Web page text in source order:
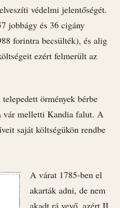
védelmi jelentőségét.
jobbágy és 36 cigány
forintra becsülték), és alig
ezért felmerült az
örmények bérbe
vár melletti Kandia falut. A
saját költségükön rendbe
A várat 1785-ben el
akarták adni, de nem
akadt rá vevő, azért II.